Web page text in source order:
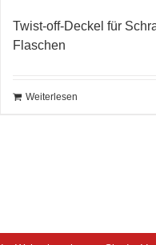
Twist-off-Deckel für
Flaschen
Weiterlesen